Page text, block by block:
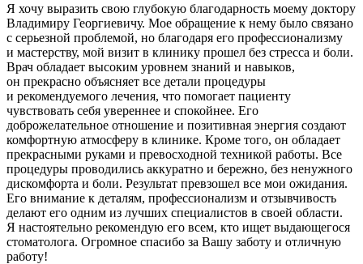
Я хочу выразить свою глубокую благодарность моему доктору
Владимиру Георгиевичу. Мое обращение к нему было связано
с серьезной проблемой, но благодаря его профессионализму
и мастерству, мой визит в клинику прошел без стресса и боли.
Врач обладает высоким уровнем знаний и навыков,
он прекрасно объясняет все детали процедуры
и рекомендуемого лечения, что помогает пациенту
чувствовать себя увереннее и спокойнее. Его
доброжелательное отношение и позитивная энергия создают
комфортную атмосферу в клинике. Кроме того, он обладает
прекрасными руками и превосходной техникой работы. Все
процедуры проводились аккуратно и бережно, без ненужного
дискомфорта и боли. Результат превзошел все мои ожидания.
Его внимание к деталям, профессионализм и отзывчивость
делают его одним из лучших специалистов в своей области.
Я настоятельно рекомендую его всем, кто ищет выдающегося
стоматолога. Огромное спасибо за Вашу заботу и отличную
работу!